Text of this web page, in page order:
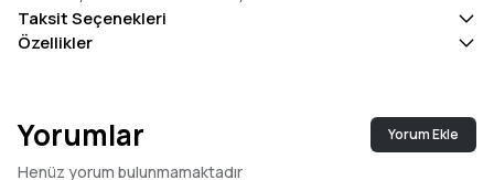
Taksit Seçenekleri
Özellikler
Yorumlar Yorum Ekle
Henüz yorum bulunmamaktadır